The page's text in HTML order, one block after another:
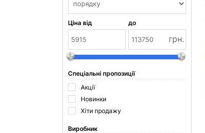
Ціна від до
грн.
Спеціальні пропозиції
Акції
Новинки
Хіти продажу
Виробник